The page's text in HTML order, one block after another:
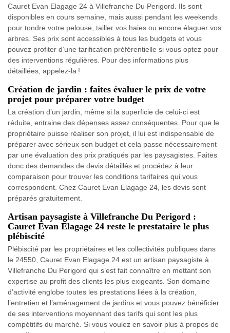
Cauret Evan Elagage 24 à Villefranche Du Perigord. Ils sont
disponibles en cours semaine, mais aussi pendant les weekends
pour tondre votre pelouse, tailler vos haies ou encore élaguer vos
arbres. Ses prix sont accessibles à tous les budgets et vous
pouvez profiter d’une tarification préférentielle si vous optez pour
des interventions régulières. Pour des informations plus
détaillées, appelez-la !
Création de jardin : faites évaluer le prix de votre
projet pour préparer votre budget
La création d’un jardin, même si la superficie de celui-ci est
réduite, entraine des dépenses assez conséquentes. Pour que le
propriétaire puisse réaliser son projet, il lui est indispensable de
préparer avec sérieux son budget et cela passe nécessairement
par une évaluation des prix pratiqués par les paysagistes. Faites
donc des demandes de devis détaillés et procédez à leur
comparaison pour trouver les conditions tarifaires qui vous
correspondent. Chez Cauret Evan Elagage 24, les devis sont
préparés gratuitement.
Artisan paysagiste à Villefranche Du Perigord :
Cauret Evan Elagage 24 reste le prestataire le plus
plébiscité
Plébiscité par les propriétaires et les collectivités publiques dans
le 24550, Cauret Evan Elagage 24 est un artisan paysagiste à
Villefranche Du Perigord qui s’est fait connaître en mettant son
expertise au profit des clients les plus exigeants. Son domaine
d’activité englobe toutes les prestations liées à la création,
l’entretien et l’aménagement de jardins et vous pouvez bénéficier
de ses interventions moyennant des tarifs qui sont les plus
compétitifs du marché. Si vous voulez en savoir plus à propos de